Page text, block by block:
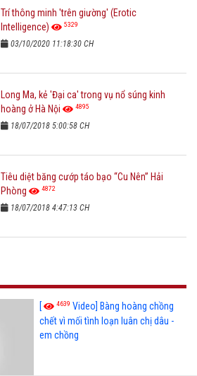
Trí thông minh 'trên giường' (Erotic
Intelligence)
5329
03/10/2020 11:18:30 CH
Long Ma, kẻ 'Đại ca' trong vụ nổ súng kinh
hoàng ở Hà Nội
4895
18/07/2018 5:00:58 CH
Tiêu diệt băng cướp táo bạo “Cu Nên” Hải
Phòng
4872
18/07/2018 4:47:13 CH
[ 4639 Video] Bàng hoàng chồng
chết vì mối tình loạn luân chị dâu -
em chồng